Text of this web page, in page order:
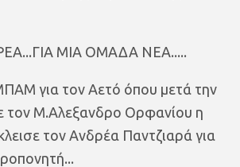
ΜΙΑ ΟΜΑΔΑ ΝΕΑ.....
για τον Αετό όπου μετά την
τον Μ.Αλεξανδρο Ορφανίου η
τον Ανδρέα Παντζιαρά για